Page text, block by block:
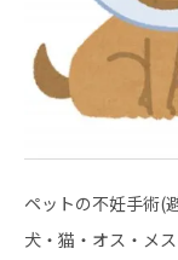
ペットの不妊手術(
犬・猫・オス・メ